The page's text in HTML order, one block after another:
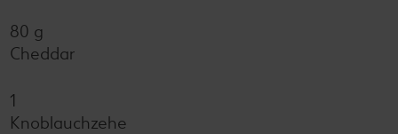
80 g
Cheddar
1
Knoblauchzehe